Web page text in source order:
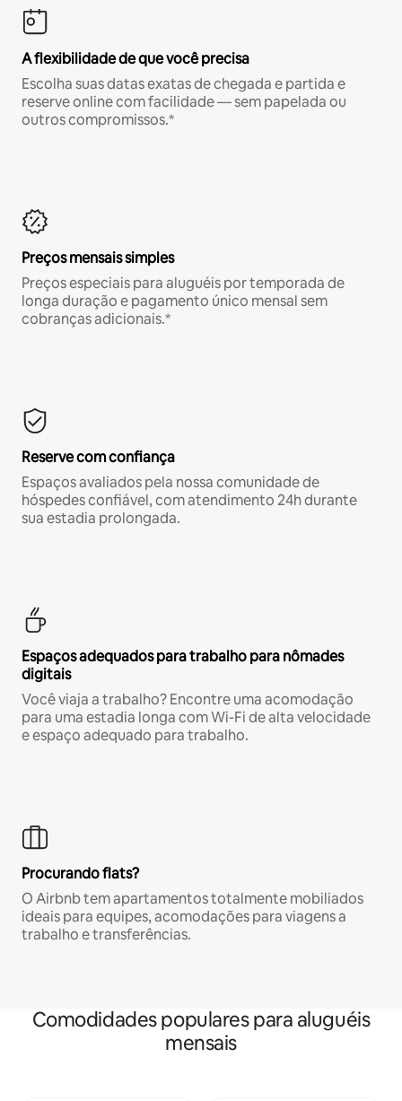
A flexibilidade de que você precisa
Escolha suas datas exatas de chegada e partida e
reserve online com facilidade — sem papelada ou
outros compromissos.*
Preços mensais simples
Preços especiais para aluguéis por temporada de
longa duração e pagamento único mensal sem
cobranças adicionais.*
Reserve com confiança
Espaços avaliados pela nossa comunidade de
hóspedes confiável, com atendimento 24h durante
sua estadia prolongada.
Espaços adequados para trabalho para nômades
digitais
Você viaja a trabalho? Encontre uma acomodação
para uma estadia longa com Wi-Fi de alta velocidade
e espaço adequado para trabalho.
Procurando flats?
O Airbnb tem apartamentos totalmente mobiliados
ideais para equipes, acomodações para viagens a
trabalho e transferências.
Comodidades populares para aluguéis
mensais